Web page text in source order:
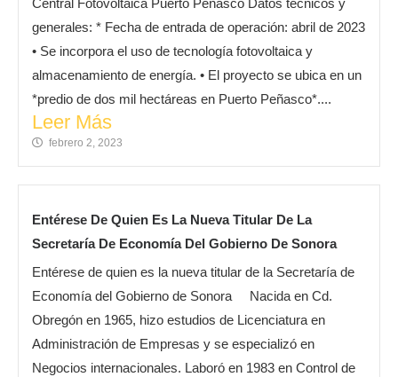
Central Fotovoltaica Puerto Peñasco Datos técnicos y
generales: * Fecha de entrada de operación: abril de 2023
• Se incorpora el uso de tecnología fotovoltaica y
almacenamiento de energía. • El proyecto se ubica en un
*predio de dos mil hectáreas en Puerto Peñasco*....
Leer Más
febrero 2, 2023
Entérese De Quien Es La Nueva Titular De La
Secretaría De Economía Del Gobierno De Sonora
Entérese de quien es la nueva titular de la Secretaría de
Economía del Gobierno de Sonora Nacida en Cd.
Obregón en 1965, hizo estudios de Licenciatura en
Administración de Empresas y se especializó en
Negocios internacionales. Laboró en 1983 en Control de